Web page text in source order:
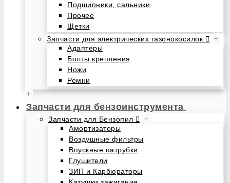
Подшипники, сальники
Прочее
Щетки
Запчасти для электрических газонокосилок
+
Адаптеры
Болты крепления
Ножи
Ремни
+
Запчасти для бензоинструмента
Запчасти для Бензопил +
Амортизаторы
Воздушные фильтры
Впускные патрубки
Глушители
ЗИП и Карбюраторы